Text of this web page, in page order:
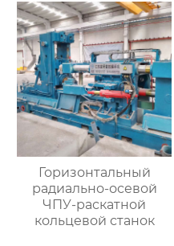
Горизонтальный
радиально-осевой
ЧПУ-раскатной
кольцевой станок